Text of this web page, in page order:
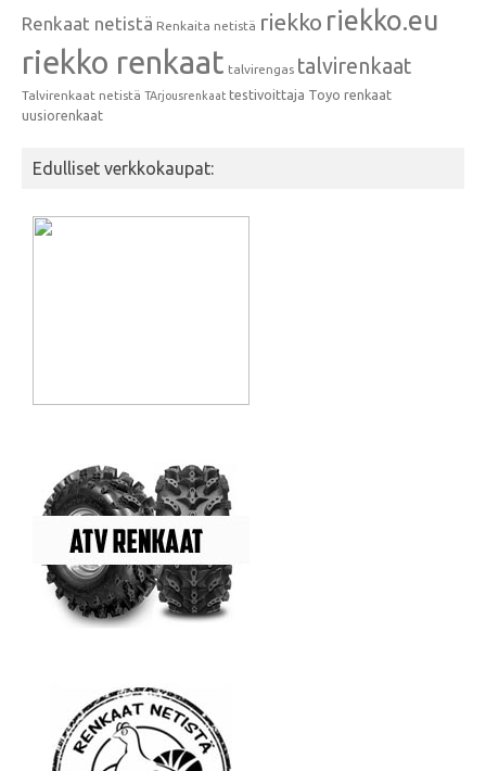
Renkaat netistä Renkaita netistä riekko riekko.eu
riekko renkaat talvirengas talvirenkaat
Talvirenkaat netistä TArjousrenkaat testivoittaja Toyo renkaat
uusiorenkaat
Edulliset verkkokaupat: